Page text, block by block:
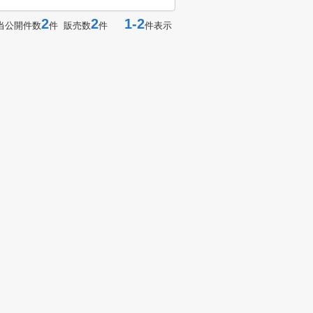
公開件数2件 販売数2件 1-2件表示